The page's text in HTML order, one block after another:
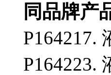
同品牌产
P164217.
P164223.